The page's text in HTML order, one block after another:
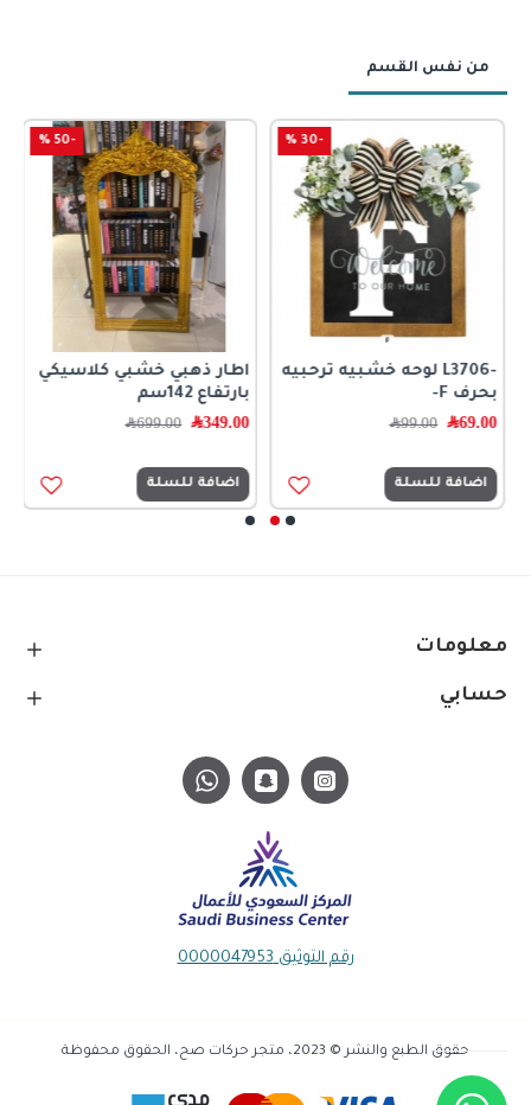
من نفس القسم
-30 %
-L3706 لوحه خشبيه ترحبيه
بحرف F-
69.00﷼ 99.00﷼
اضافة للسلة
-50 %
اطار ذهبي خشبي كلاسيكي
بارتفاع 142سم
349.00﷼ 699.00﷼
اضافة للسلة
معلومات
حسابي
رقم التوثيق 0000047953
حقوق الطبع والنشر © 2023، متجر حركات صح، الحقوق محفوظة